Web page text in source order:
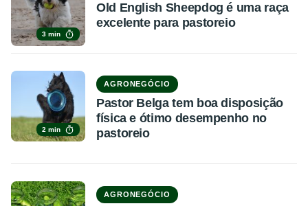
3 min
Old English Sheepdog é uma raça
excelente para pastoreio
2 min
AGRONEGÓCIO
Pastor Belga tem boa disposição
física e ótimo desempenho no
pastoreio
AGRONEGÓCIO